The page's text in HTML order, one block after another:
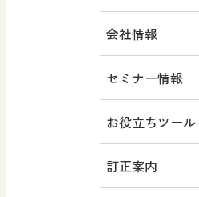
会社情報
セミナー情報
お役立ちツール
訂正案内